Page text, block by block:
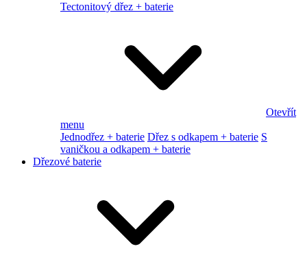
Tectonitový dřez + baterie
Otevřít
menu
Jednodřez + baterie Dřez s odkapem + baterie S
vaničkou a odkapem + baterie
Dřezové baterie